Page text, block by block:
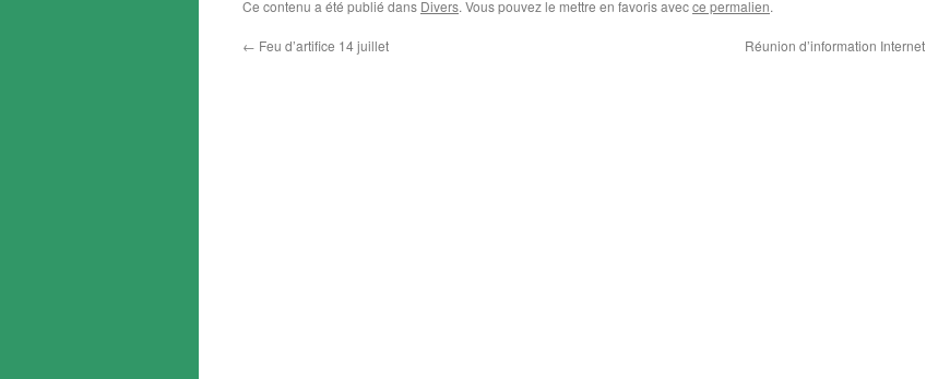
Ce contenu a été publié dans Divers. Vous pouvez le mettre en favoris avecce permalien.
← Feu d’artifice 14 juillet Réunion d’information Internet